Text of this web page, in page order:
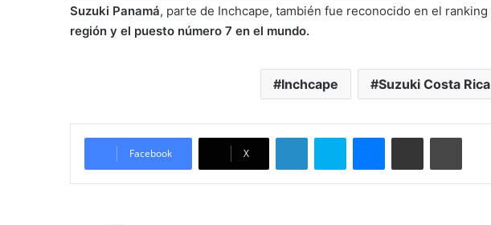
Suzuki Panamá, parte de Inchcape, también fue reconocido en el
región y el puesto número 7 en el mundo.
Inchcape Suzuki Costa Rica
Facebook X
LinkedInSkype MessengerCompartir por correo electrónico